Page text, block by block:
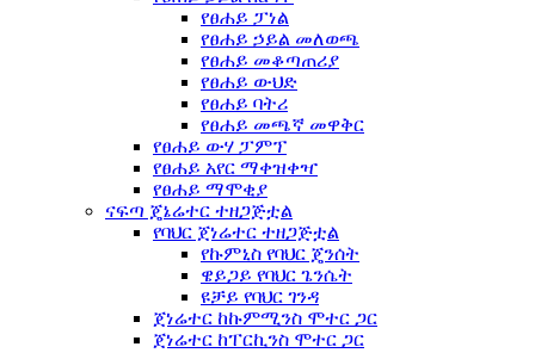
የፀሐይ ፓነል
የፀሐይ ኃይል መለወጫ
የፀሐይ መቆጣጠሪያ
የፀሐይ ውህድ
የፀሐይ ባትሪ
የፀሐይ መጫኛ መዋቅር
የፀሐይ ውሃ ፓምፕ
የፀሐይ አየር ማቀዝቀዣ
የፀሐይ ማሞቂያ
ናፍጣ ጄኔሬተር ተዘጋጅቷል
የባህር ጀነሬተር ተዘጋጅቷል
የኩምኒስ የባህር ጄንሰት
ዌይጋይ የባህር ጌንሴት
ዩቻይ የባህር ገንዳ
ጀነሬተር ከኩምሚንስ ሞተር ጋር
ጀነሬተር ከፐርኪንስ ሞተር ጋር